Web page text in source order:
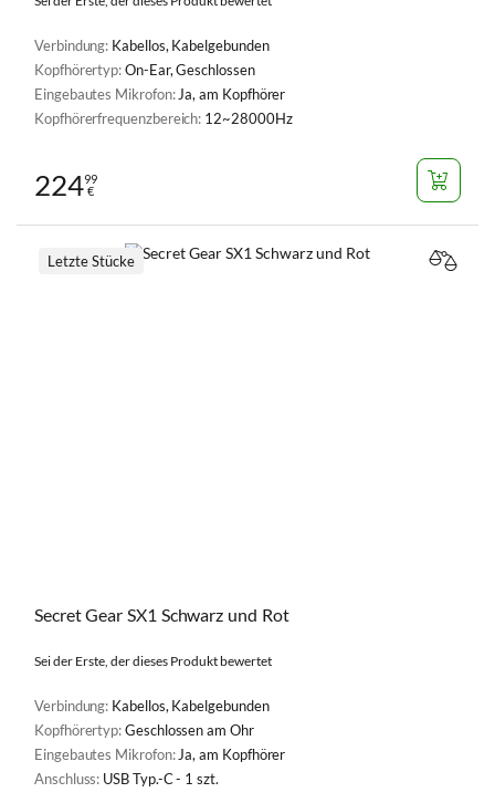
Verbindung: Kabellos, Kabelgebunden
Kopfhörertyp:On-Ear, Geschlossen
Eingebautes Mikrofon:Ja, am Kopfhörer
Kopfhörerfrequenzbereich: 12~28000Hz
22499
€
Secret Gear SX1 Schwarz und Rot
Sei der Erste, der dieses Produkt bewertet
Verbindung: Kabellos, Kabelgebunden
Kopfhörertyp:Geschlossen am Ohr
Eingebautes Mikrofon: Ja, am Kopfhörer
Anschluss: USB Typ.-C - 1 szt.
Letzte Stücke